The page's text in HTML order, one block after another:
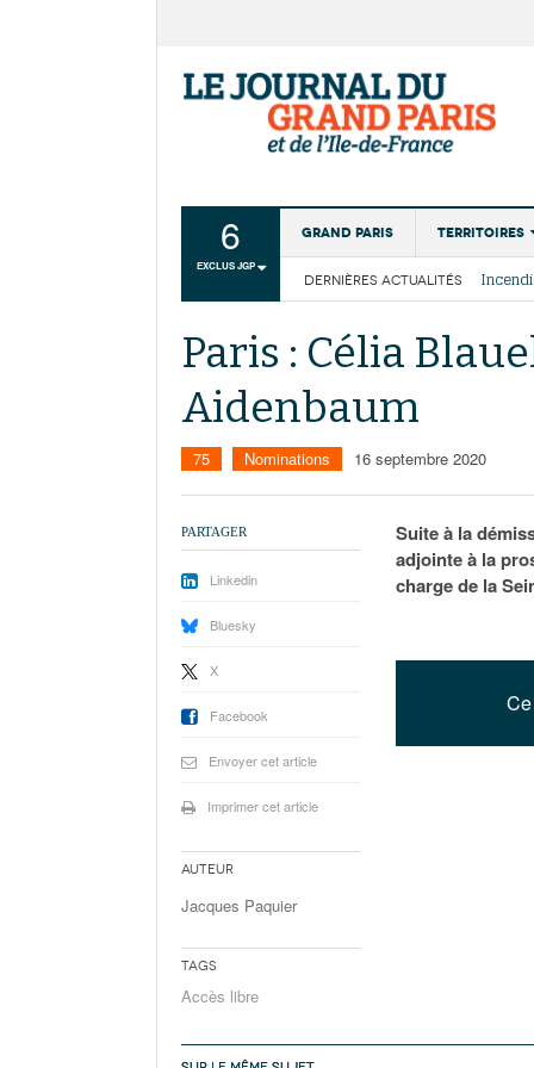
6
EXCLUS JGP
Grand Paris Territoires
Institutions
DERNIÈRES ACTUALITÉS
La
Paris : Célia
Aidenbaum
75 Nominations 16 septembre 2020
Suite à la
adjointe à la
charge de la
PARTAGER
Linkedin
Bluesky
X
Facebook
Envoyer cet article
Imprimer cet article
Auteur
Jacques Paquier
Tags
Accès libre